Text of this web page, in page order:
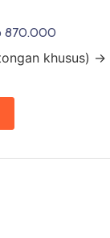
khusus) →